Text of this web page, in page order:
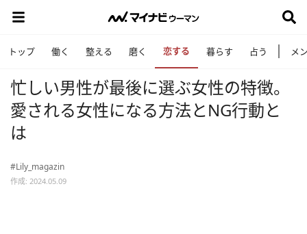
トップ 働く 整える 磨く 恋する 暮らす 占う メ
忙しい男性が最後に選ぶ女性の特徴。
愛される女性になる方法とNG行動と
は
#Lily_magazin
作成: 2024.05.09